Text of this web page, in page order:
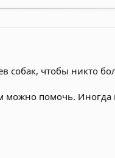
собак, чтобы никто
можно помочь.